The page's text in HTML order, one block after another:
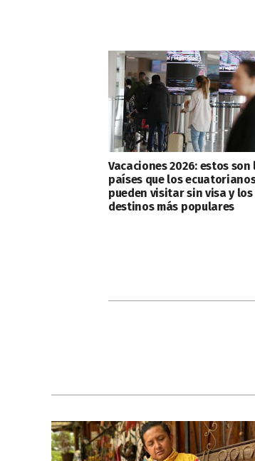
Vacaciones 2026: estos son
países que los
pueden visitar sin visa y los
destinos más populares